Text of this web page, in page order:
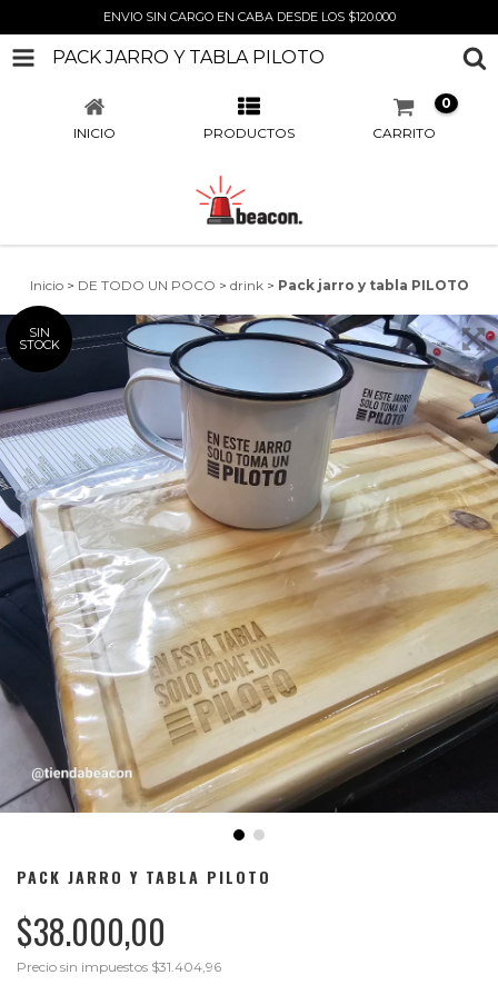
ENVIO SIN CARGO EN CABA DESDE LOS $120.000
PACK JARRO Y TABLA PILOTO
INICIO PRODUCTOS CARRITO
0
Inicio > DE TODO UN POCO > drink > Pack jarro y tabla PILOTO
SIN
STOCK
PACK JARRO Y TABLA PILOTO
$38.000,00
Precio sin impuestos $31.404,96